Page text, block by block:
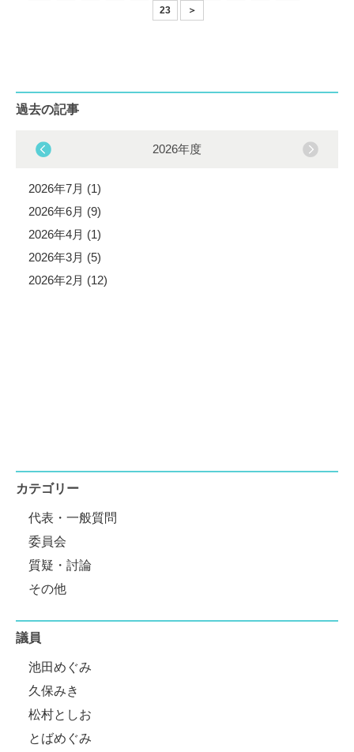
23
＞
過去の記事
2026年度
2026年7月 (1)
2026年6月 (9)
2026年4月 (1)
2026年3月 (5)
2026年2月 (12)
カテゴリー
代表・一般質問
委員会
質疑・討論
その他
議員
池田めぐみ
久保みき
松村としお
とばめぐみ